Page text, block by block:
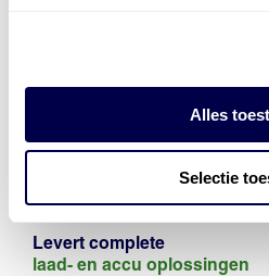
Alles
Selectie
Levert complete
laad- en accu oplossingen